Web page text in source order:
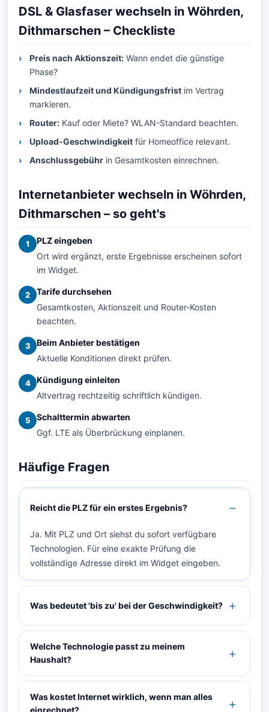
DSL & Glasfaser wechseln in Wöhrden,
Dithmarschen – Checkliste
Preis nach Aktionszeit: Wann endet die günstige
Phase?
Mindestlaufzeit und Kündigungsfrist im Vertrag
markieren.
Router: Kauf oder Miete? WLAN-Standard beachten.
Upload-Geschwindigkeit für Homeoffice relevant.
Anschlussgebühr in Gesamtkosten einrechnen.
Internetanbieter wechseln in Wöhrden,
Dithmarschen – so geht's
1
PLZ eingeben
Ort wird ergänzt, erste Ergebnisse erscheinen sofort
im Widget.
2
Tarife durchsehen
Gesamtkosten, Aktionszeit und Router-Kosten
beachten.
3
Beim Anbieter bestätigen
Aktuelle Konditionen direkt prüfen.
4
Kündigung einleiten
Altvertrag rechtzeitig schriftlich kündigen.
5
Schalttermin abwarten
Ggf. LTE als Überbrückung einplanen.
Häufige Fragen
Reicht die PLZ für ein erstes Ergebnis?
Ja. Mit PLZ und Ort siehst du sofort verfügbare
Technologien. Für eine exakte Prüfung die
vollständige Adresse direkt im Widget eingeben.
Was bedeutet 'bis zu' bei der Geschwindigkeit?
Welche Technologie passt zu meinem
Haushalt?
Was kostet Internet wirklich, wenn man alles
einrechnet?